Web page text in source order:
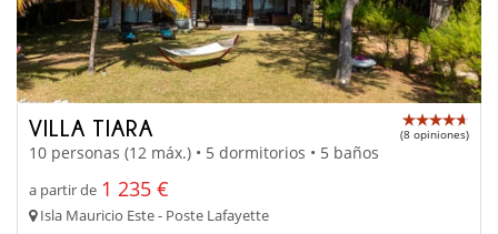
VILLA TIARA (8 opiniones)
10 personas (12 máx.) • 5 dormitorios • 5 baños
a partir de 1 235 €
Isla Mauricio Este - Poste Lafayette